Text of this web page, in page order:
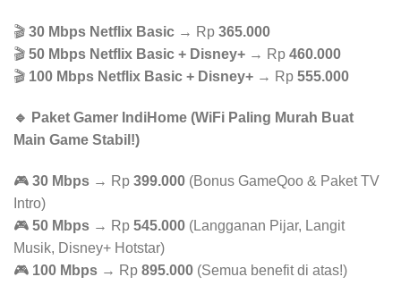
🎬 30 Mbps Netflix Basic → Rp 365.000
🎬 50 Mbps Netflix Basic + Disney+ → Rp 460.000
🎬 100 Mbps Netflix Basic + Disney+ → Rp 555.000
🔹 Paket Gamer IndiHome (WiFi Paling Murah Buat
Main Game Stabil!)
🎮 30 Mbps → Rp 399.000 (Bonus GameQoo & Paket TV
Intro)
🎮 50 Mbps → Rp 545.000 (Langganan Pijar, Langit
Musik, Disney+ Hotstar)
🎮 100 Mbps → Rp 895.000 (Semua benefit di atas!)